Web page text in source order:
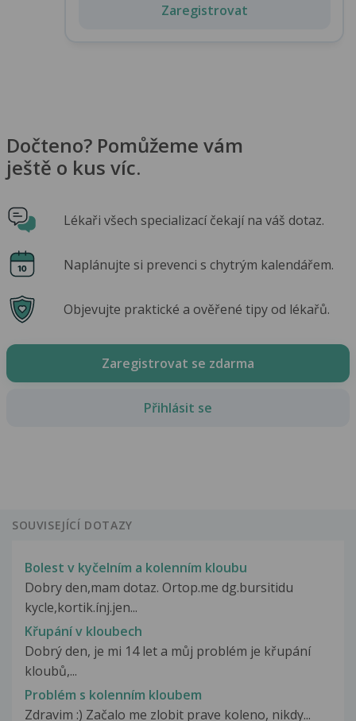
Zaregistrovat
Dočteno? Pomůžeme vám
ještě o kus víc.
Lékaři všech specializací čekají na váš dotaz.
Naplánujte si prevenci s chytrým kalendářem.
Objevujte praktické a ověřené tipy od lékařů.
Zaregistrovat se zdarma
Přihlásit se
SOUVISEJÍCÍ DOTAZY
Bolest v kyčelním a kolenním kloubu
Dobry den,mam dotaz. Ortop.me dg.bursitidu
kycle,kortik.ínj.jen...
Křupání v kloubech
Dobrý den, je mi 14 let a můj problém je křupání
kloubů,...
Problém s kolenním kloubem
Zdravim :) Začalo me zlobit prave koleno, nikdy...